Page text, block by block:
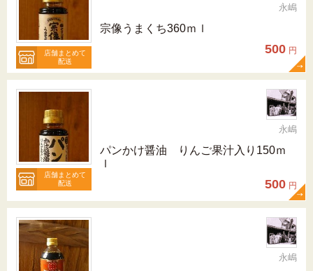
店舗まとめて
配送
永嶋
宗像うまくち360ｍｌ
500 円
店舗まとめて
配送
永嶋
パンかけ醤油 りんご果汁入り150ｍ
ｌ
500 円
永嶋